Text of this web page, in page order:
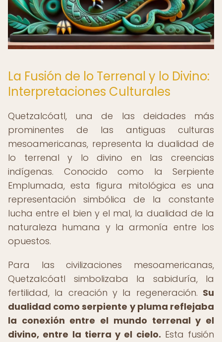
La Fusión de lo Terrenal y lo Divino:
Interpretaciones Culturales
Quetzalcóatl, una de las deidades más
prominentes de las antiguas culturas
mesoamericanas, representa la dualidad de
lo terrenal y lo divino en las creencias
indígenas. Conocido como la Serpiente
Emplumada, esta figura mitológica es una
representación simbólica de la constante
lucha entre el bien y el mal, la dualidad de la
naturaleza humana y la armonía entre los
opuestos.
Para las civilizaciones mesoamericanas,
Quetzalcóatl simbolizaba la sabiduría, la
fertilidad, la creación y la regeneración. Su
dualidad como serpiente y pluma reflejaba
la conexión entre el mundo terrenal y el
divino, entre la tierra y el cielo. Esta fusión